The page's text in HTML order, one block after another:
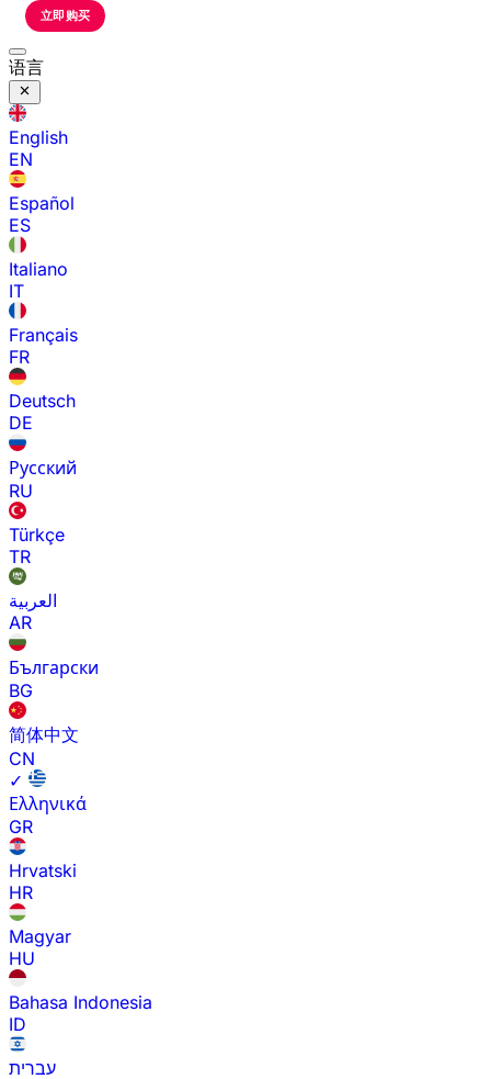
立即购买
语言
English
EN
Español
ES
Italiano
IT
Français
FR
Deutsch
DE
Русский
RU
Türkçe
TR
العربية
AR
Български
BG
简体中文
CN
✓
Ελληνικά
GR
Hrvatski
HR
Magyar
HU
Bahasa Indonesia
ID
עברית